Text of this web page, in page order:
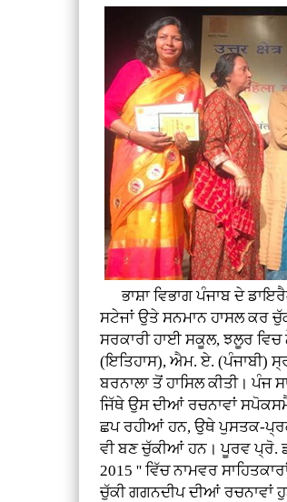
ਭਾਸ਼ਾ ਵਿਭਾਗ ਪੰਜਾਬ ਦੇ
ਸਟੇਜਾਂ ਉਤੇ ਸਨਮਾਨ ਹਾਸਲ ਕਰ
ਸਰਕਾਰੀ ਹਾਈ ਸਕੂਲ, ਝਲੂਰ ਵਿਚ
(ਇਤਿਹਾਸ), ਐਮ. ਏ. (ਪੰਜਾਬੀ)
ਬਰਨਾਲਾ ਤੋਂ ਹਾਸਿਲ ਕੀਤੀ।
ਜਿੱਥੇ ਉਸ ਦੀਆਂ ਰਚਨਾਵਾਂ
ਛਪ ਰਹੀਆਂ ਹਨ, ਉਥੇ ਪੁਸਤਕ-
ਵੀ ਬਣ ਚੁੱਕੀਆਂ ਹਨ। ਪੂਰਵ ਪ੍ਰੋ.
2015 '' ਵਿੱਚ ਨਾਮਵਰ
ਚੁੱਕੀ ਗਗਨਦੀਪ ਦੀਆਂ ਰਚਨਾਵਾਂ